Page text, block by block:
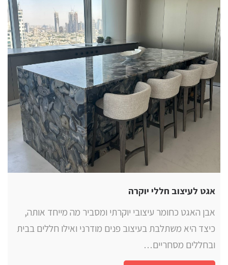
אגט לעיצוב חללי יוקרה
אבן האגט כחומר עיצובי יוקרתי ומסביר מה מייחד אותה,
כיצד היא משתלבת בעיצוב פנים מודרני ואילו חללים בבית
ובחללים מסחריים…